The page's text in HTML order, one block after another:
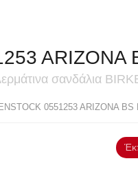
ARIZONA
σανδάλια
0551253 ARIZONA BS
5%